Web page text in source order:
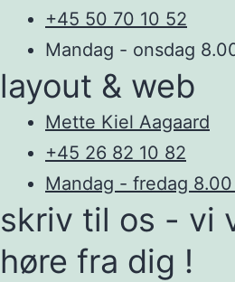
+45 50 70 10 52
Mandag - onsdag
layout & web
Mette Kiel Aagaard
+45 26 82 10 82
Mandag - fredag
skriv til os - vi
høre fra dig !